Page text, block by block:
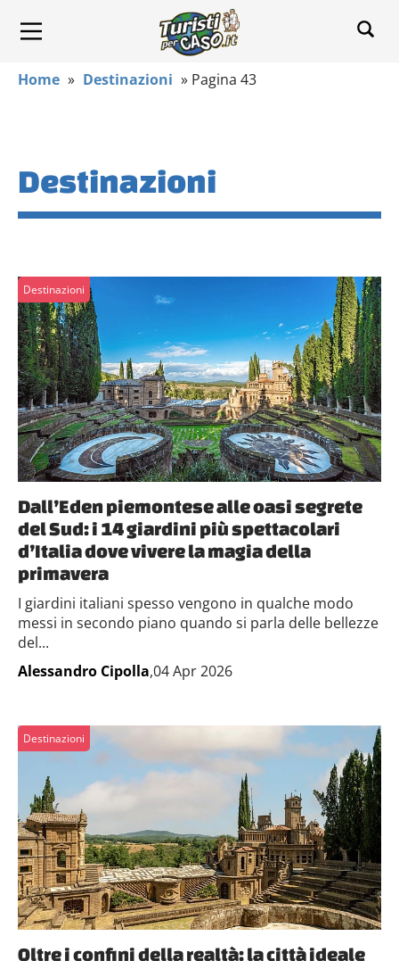
Home » Destinazioni » Pagina 43
Destinazioni
Destinazioni
Dall’Eden piemontese alle oasi segrete
del Sud: i 14 giardini più spettacolari
d’Italia dove vivere la magia della
primavera
I giardini italiani spesso vengono in qualche modo
messi in secondo piano quando si parla delle bellezze
del...
Alessandro Cipolla,04 Apr 2026
Destinazioni
Oltre i confini della realtà: la città ideale